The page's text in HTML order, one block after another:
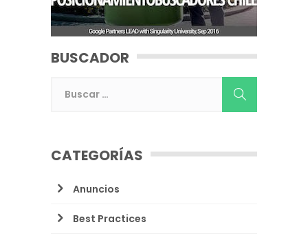
BUSCADOR
CATEGORÍAS
Anuncios
Best Practices